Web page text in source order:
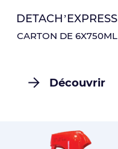
DETACH’EXPRESS
CARTON DE 6X750ML
Découvrir